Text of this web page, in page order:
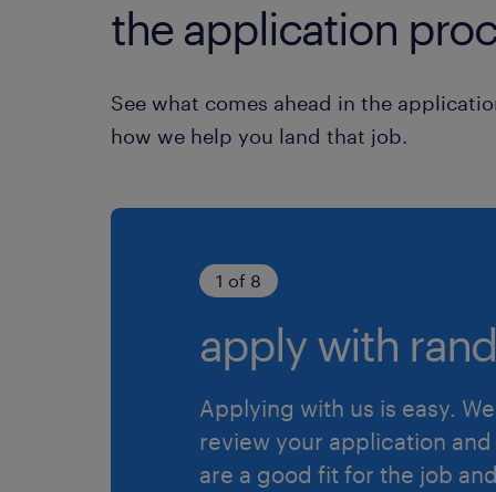
the application
See what comes ahead in the
how we help you land that job.
1 of 8
apply with
Applying with us is easy.
review your application and
are a good fit for the job